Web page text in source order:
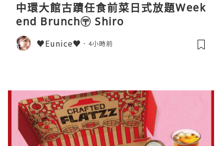
中環大館古蹟任食前菜日式放題Week
end Brunch〶 Shiro
♥Eunice♥ 4小時前